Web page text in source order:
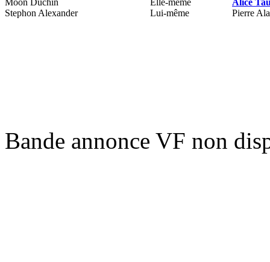
Moon Duchin Elle-même
Alice
Stephon Alexander
Lui-même Pierre
Bande annonce VF non